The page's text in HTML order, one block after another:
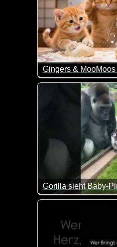
Da geht einem
Gorilla sieht Baby-
Wenn das nicht